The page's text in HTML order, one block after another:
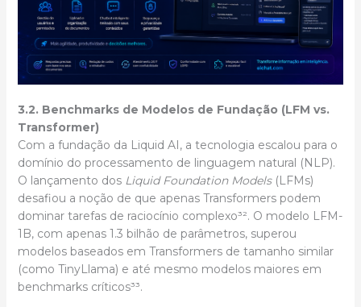
3.2. Benchmarks de Modelos de Fundação (LFM vs.
Transformer)
Com a fundação da Liquid AI, a tecnologia escalou para o
domínio do processamento de linguagem natural (NLP).
O lançamento dos Liquid Foundation Models(LFMs)
desafiou a noção de que apenas Transformers podem
dominar tarefas de raciocínio complexo³². O modelo LFM-
1B, com apenas 1.3 bilhão de parâmetros, superou
modelos baseados em Transformers de tamanho similar
(como TinyLlama) e até mesmo modelos maiores em
benchmarks críticos³³.